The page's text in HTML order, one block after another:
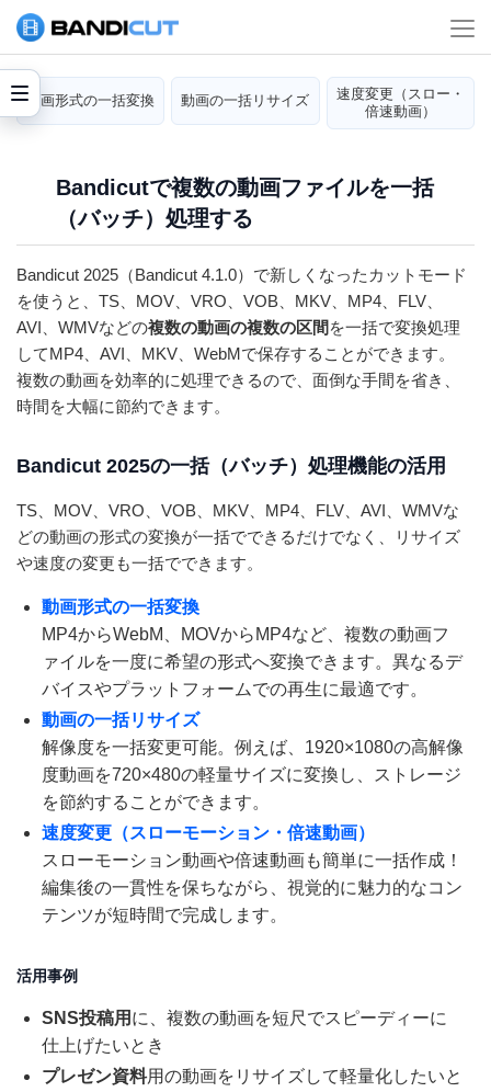
動画形式の一括変換 動画の一括リサイズ
速度変更（スロー・
倍速動画）
Bandicutで複数の動画ファイルを一括
（バッチ）処理する
Bandicut 2025（Bandicut 4.1.0）で新しくなったカットモード
を使うと、TS、MOV、VRO、VOB、MKV、MP4、FLV、
AVI、WMVなどの複数の動画の複数の区間 を一括で変換処理
してMP4、AVI、MKV、WebMで保存することができます。
複数の動画を効率的に処理できるので、面倒な手間を省き、
時間を大幅に節約できます。
Bandicut 2025の一括（バッチ）処理機能の活用
TS、MOV、VRO、VOB、MKV、MP4、FLV、AVI、WMVな
どの動画の形式の変換が一括でできるだけでなく、リサイズ
や速度の変更も一括でできます。
動画形式の一括変換
MP4からWebM、MOVからMP4など、複数の動画フ
ァイルを一度に希望の形式へ変換できます。異なるデ
バイスやプラットフォームでの再生に最適です。
動画の一括リサイズ
解像度を一括変更可能。例えば、1920×1080の高解像
度動画を720×480の軽量サイズに変換し、ストレージ
を節約することができます。
速度変更（スローモーション・倍速動画）
スローモーション動画や倍速動画も簡単に一括作成！
編集後の一貫性を保ちながら、視覚的に魅力的なコン
テンツが短時間で完成します。
活用事例
SNS投稿用 に、複数の動画を短尺でスピーディーに
仕上げたいとき
プレゼン資料用の動画をリサイズして軽量化したいと